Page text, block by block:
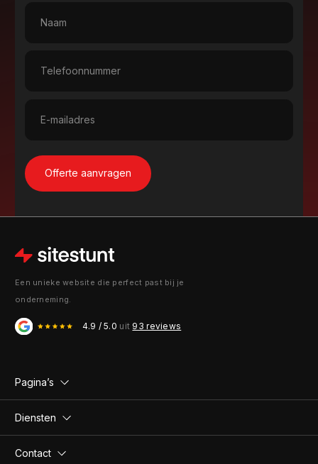
Een unieke website die perfect past bij je
onderneming.
4.9 / 5.0 uit 93 reviews
Pagina’s
Diensten
Contact